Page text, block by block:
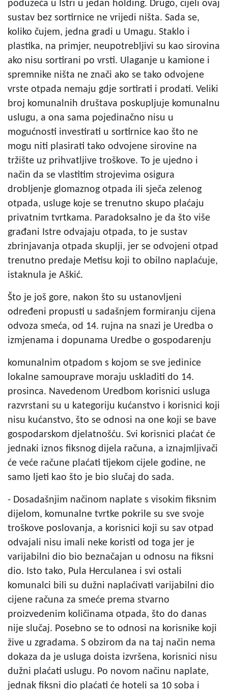
poduzeća u Istri u jedan holding. Drugo, cijeli ovaj
sustav bez sortirnice ne vrijedi ništa. Sada se,
koliko čujem, jedna gradi u Umagu. Staklo i
plastika, na primjer, neupotrebljivi su kao sirovina
ako nisu sortirani po vrsti. Ulaganje u kamione i
spremnike ništa ne znači ako se tako odvojene
vrste otpada nemaju gdje sortirati i prodati. Veliki
broj komunalnih društava poskupljuje komunalnu
uslugu, a ona sama pojedinačno nisu u
mogućnosti investirati u sortirnice kao što ne
mogu niti plasirati tako odvojene sirovine na
tržište uz prihvatljive troškove. To je ujedno i
način da se vlastitim strojevima osigura
drobljenje glomaznog otpada ili sječa zelenog
otpada, usluge koje se trenutno skupo plaćaju
privatnim tvrtkama. Paradoksalno je da što više
građani Istre odvajaju otpada, to je sustav
zbrinjavanja otpada skuplji, jer se odvojeni otpad
trenutno predaje Metisu koji to obilno naplaćuje,
istaknula je Aškić.
Što je još gore, nakon što su ustanovljeni
određeni propusti u sadašnjem formiranju cijena
odvoza smeća, od 14. rujna na snazi je Uredba o
izmjenama i dopunama Uredbe o gospodarenju
komunalnim otpadom s kojom se sve jedinice
lokalne samouprave moraju uskladiti do 14.
prosinca. Navedenom Uredbom korisnici usluga
razvrstani su u kategoriju kućanstvo i korisnici koji
nisu kućanstvo, što se odnosi na one koji se bave
gospodarskom djelatnošću. Svi korisnici plaćat će
jednaki iznos fiksnog dijela računa, a iznajmljivači
će veće račune plaćati tijekom cijele godine, ne
samo ljeti kao što je bio slučaj do sada.
- Dosadašnjim načinom naplate s visokim fiksnim
dijelom, komunalne tvrtke pokrile su sve svoje
troškove poslovanja, a korisnici koji su sav otpad
odvajali nisu imali neke koristi od toga jer je
varijabilni dio bio beznačajan u odnosu na fiksni
dio. Isto tako, Pula Herculanea i svi ostali
komunalci bili su dužni naplaćivati varijabilni dio
cijene računa za smeće prema stvarno
proizvedenim količinama otpada, što do danas
nije slučaj. Posebno se to odnosi na korisnike koji
žive u zgradama. S obzirom da na taj način nema
dokaza da je usluga doista izvršena, korisnici nisu
dužni plaćati uslugu. Po novom načinu naplate,
jednak fiksni dio plaćati će hoteli sa 10 soba i